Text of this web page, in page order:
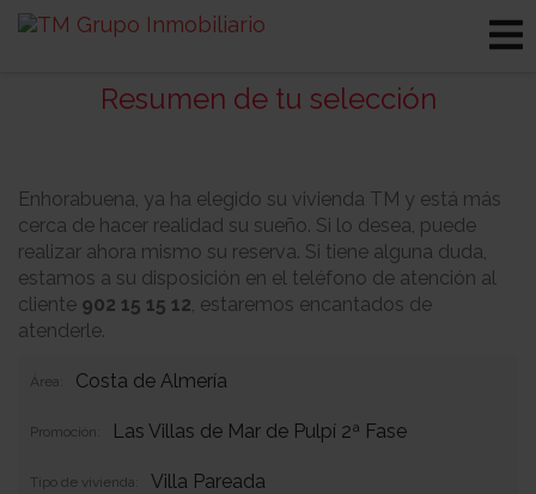
Resumen de tu selección
Enhorabuena, ya ha elegido su vivienda TM y está más
cerca de hacer realidad su sueño. Si lo desea, puede
realizar ahora mismo su reserva. Si tiene alguna duda,
estamos a su disposición en el teléfono de atención al
cliente 902 15 15 12, estaremos encantados de
atenderle.
Área: Costa de Almería
Promoción: Las Villas de Mar de Pulpí 2ª Fase
Tipo de vivienda: Villa Pareada